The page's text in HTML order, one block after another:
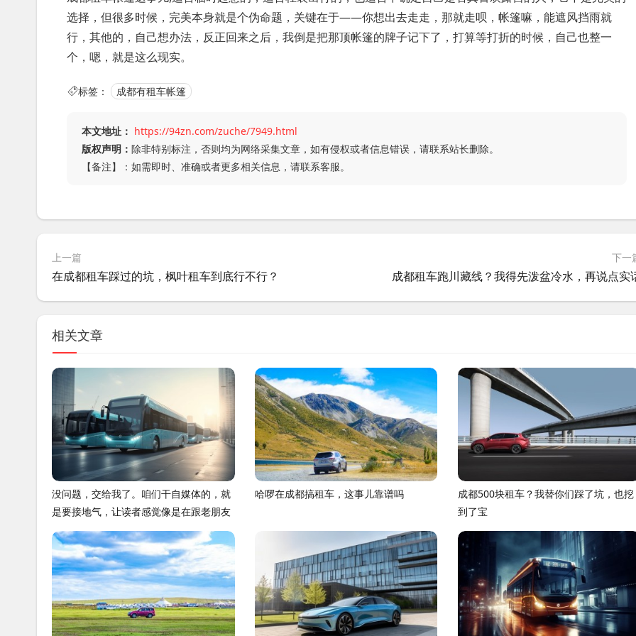
选择，但很多时候，完美本身就是个伪命题，关键在于——你想出去走走，那就走呗，帐篷嘛，能遮风挡雨就
行，其他的，自己想办法，反正回来之后，我倒是把那顶帐篷的牌子记下了，打算等打折的时候，自己也整一
个，嗯，就是这么现实。
标签： 成都有租车帐篷
本文地址： https://94zn.com/zuche/7949.html
版权声明： 除非特别标注，否则均为网络采集文章，如有侵权或者信息错误，请联系站长删除。
【备注】：如需即时、准确或者更多相关信息，请联系客服。
上一篇
在成都租车踩过的坑，枫叶租车到底行不行？
下一
成都租车跑川藏线？我得先泼盆冷水，再说点实
相关文章
没问题，交给我了。咱们干自媒体的，就
是要接地气，让读者感觉像是在跟老朋友
唠嗑，而不是念说明书。给你整了一篇，
你看看这味儿对不对
哈啰在成都搞租车，这事儿靠谱吗
成都500块租车？我替你们踩了坑，也挖
到了宝